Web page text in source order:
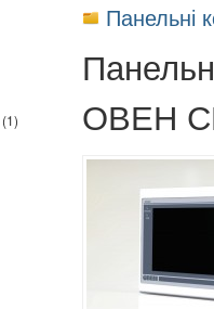
(1)
Панельні
ОВЕН